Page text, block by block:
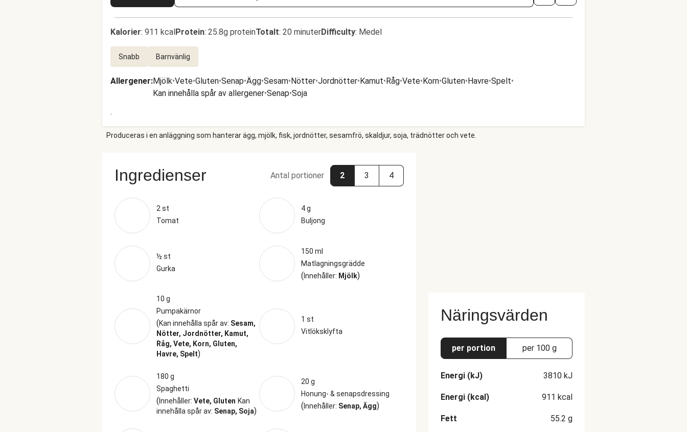
Kalorier: 911 kcalProtein: 25.8g proteinTotalt: 20 minuterDifficulty: Medel
Snabb Barnvänlig
Allergener:Mjölk•Vete•Gluten•Senap•Ägg•Sesam•Nötter•Jordnötter•Kamut•Råg•Vete•Korn•Gluten•Havre•Spelt•
Kan innehålla spår av allergener•Senap•Soja
.
Produceras i en anläggning som hanterar ägg, mjölk, fisk, jordnötter, sesamfrö, skaldjur, soja, trädnötter och vete.
Ingredienser Antal portioner 2 3 4
2 st
Tomat
4 g
Buljong
½ st
Gurka
150 ml
Matlagningsgrädde
(Innehåller: Mjölk)
10 g
Pumpakärnor
(Kan innehålla spår av: Sesam,
Nötter, Jordnötter, Kamut,
Råg, Vete, Korn, Gluten,
Havre, Spelt)
1 st
Vitlöksklyfta
180 g
Spaghetti
(Innehåller: Vete, Gluten Kan
innehålla spår av: Senap, Soja)
20 g
Honung- & senapsdressing
(Innehåller: Senap, Ägg)
Näringsvärden
per portion per 100 g
Energi (kJ) 3810 kJ
Energi (kcal) 911 kcal
Fett 55.2 g